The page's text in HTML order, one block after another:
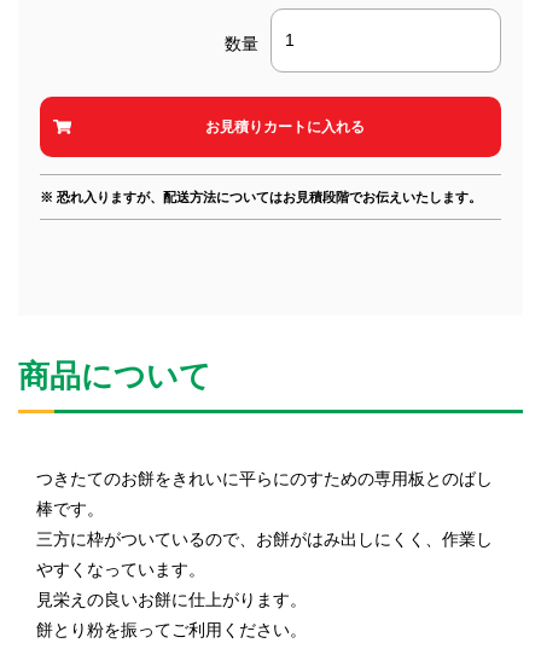
数量
※ 恐れ入りますが、配送方法についてはお見積段階でお伝えいたします。
商品について
つきたてのお餅をきれいに平らにのすための専用板とのばし
棒です。
三方に枠がついているので、お餅がはみ出しにくく、作業し
やすくなっています。
見栄えの良いお餅に仕上がります。
餅とり粉を振ってご利用ください。